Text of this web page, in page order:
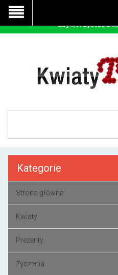
Kategorie
Strona główna
Kwiaty
Prezenty
Życzenia
Nasza strona korzysta z
prawidłowego działania.
aby korzystać z